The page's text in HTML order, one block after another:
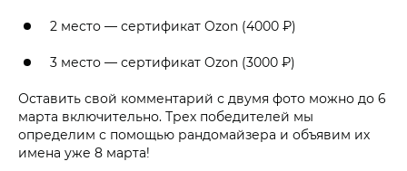
2 место — сертификат Ozon (4000 ₽)
3 место — сертификат Ozon (3000 ₽)
Оставить свой комментарий с двумя фото можно до 6
марта включительно. Трех победителей мы
определим с помощью рандомайзера и объявим их
имена уже 8 марта!